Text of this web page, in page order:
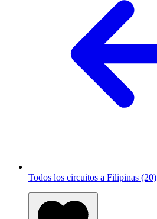
Todos los circuitos a Filipinas (20)